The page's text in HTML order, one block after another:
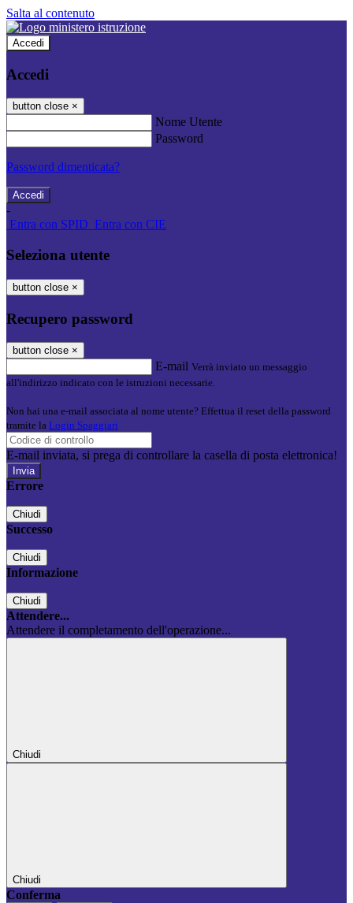
Salta al contenuto
Accedi
Accedi
button close ×
Nome Utente
Password
Password dimenticata?
-
Entra con SPID Entra con CIE
Seleziona utente
button close ×
Recupero password
button close ×
E-mail Verrà inviato un messaggio
all'indirizzo indicato con le istruzioni necessarie.
Non hai una e-mail associata al nome utente? Effettua il reset della password
tramite la Login Spaggiari
E-mail inviata, si prega di controllare la casella di posta elettronica!
Errore
Chiudi
Successo
Chiudi
Informazione
Chiudi
Attendere...
Attendere il completamento dell'operazione...
Chiudi
Chiudi
Conferma